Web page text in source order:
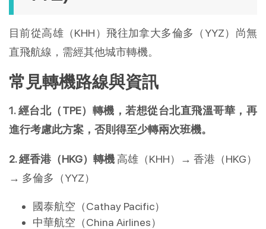
目前從高雄（KHH）飛往加拿大多倫多（YYZ）尚無
直飛航線，需經其他城市轉機。
常見轉機路線與資訊
1. 經台北（TPE）轉機，若想從台北直飛溫哥華，再
進行考慮此方案，否則得至少轉兩次班機。
2. 經香港（HKG）轉機 高雄（KHH）→ 香港（HKG）
→ 多倫多（YYZ）
國泰航空（Cathay Pacific）
中華航空（China Airlines）